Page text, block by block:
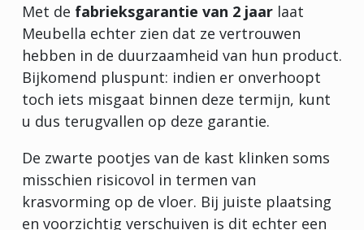
Met de fabrieksgarantie van 2 jaar laat
Meubella echter zien dat ze vertrouwen
hebben in de duurzaamheid van hun product.
Bijkomend pluspunt: indien er onverhoopt
toch iets misgaat binnen deze termijn, kunt
u dus terugvallen op deze garantie.
De zwarte pootjes van de kast klinken soms
misschien risicovol in termen van
krasvorming op de vloer. Bij juiste plaatsing
en voorzichtig verschuiven is dit echter een